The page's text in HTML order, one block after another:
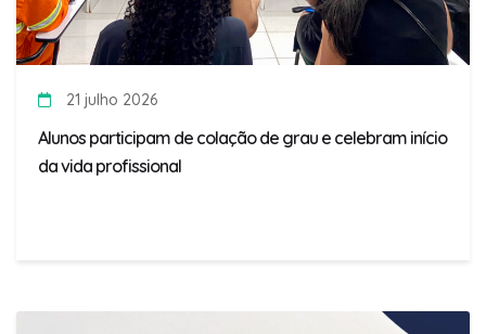
21 julho 2026
Alunos participam de colação de grau e celebram início
da vida profissional